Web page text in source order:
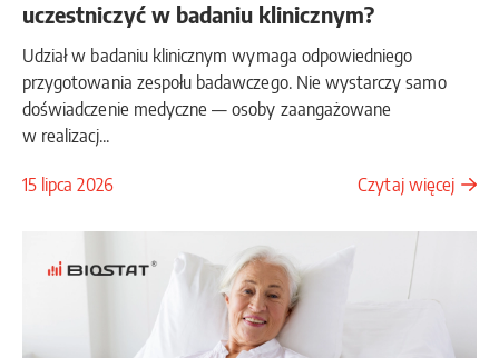
uczestniczyć w badaniu klinicznym?
Udział w badaniu klinicznym wymaga odpowiedniego
przygotowania zespołu badawczego. Nie wystarczy samo
doświadczenie medyczne — osoby zaangażowane
w realizacj...
15 lipca 2026 Czytaj więcej